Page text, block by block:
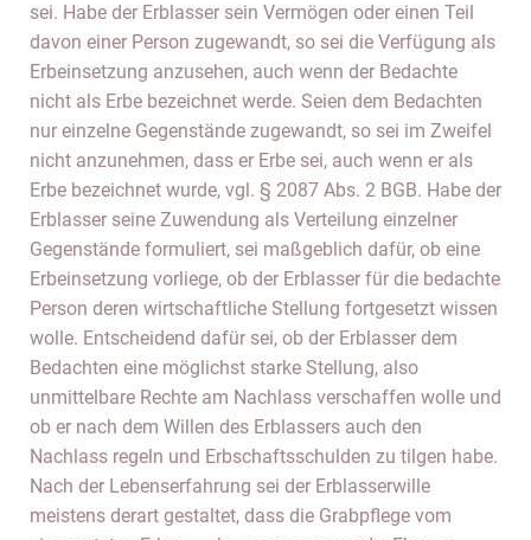
sei. Habe der Erblasser sein Vermögen oder einen Teil
davon einer Person zugewandt, so sei die Verfügung als
Erbeinsetzung anzusehen, auch wenn der Bedachte
nicht als Erbe bezeichnet werde. Seien dem Bedachten
nur einzelne Gegenstände zugewandt, so sei im Zweifel
nicht anzunehmen, dass er Erbe sei, auch wenn er als
Erbe bezeichnet wurde, vgl. § 2087 Abs. 2 BGB. Habe der
Erblasser seine Zuwendung als Verteilung einzelner
Gegenstände formuliert, sei maßgeblich dafür, ob eine
Erbeinsetzung vorliege, ob der Erblasser für die bedachte
Person deren wirtschaftliche Stellung fortgesetzt wissen
wolle. Entscheidend dafür sei, ob der Erblasser dem
Bedachten eine möglichst starke Stellung, also
unmittelbare Rechte am Nachlass verschaffen wolle und
ob er nach dem Willen des Erblassers auch den
Nachlass regeln und Erbschaftsschulden zu tilgen habe.
Nach der Lebenserfahrung sei der Erblasserwille
meistens derart gestaltet, dass die Grabpflege vom